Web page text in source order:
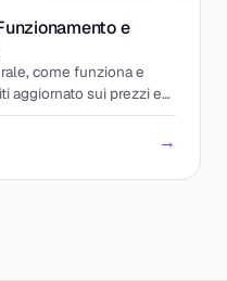
e
come funziona e
aggiornato sui prezzi e
→